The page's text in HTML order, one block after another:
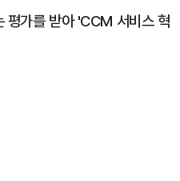
평가를 받아 'CCM 서비스 혁